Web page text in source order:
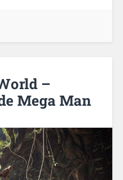
–
Mega Man